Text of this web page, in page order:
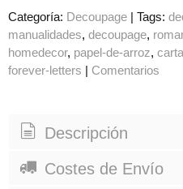
Categoría: Decoupage Tags:
manualidades decoupage
homedecor papel-de-arroz
forever-letters
Comentarios
Descripción
Costes de Envío